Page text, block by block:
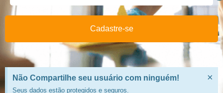
Cadastre-se
Não Compartilhe seu usuário com ninguém!
Seus dados estão protegidos e seguros.
×